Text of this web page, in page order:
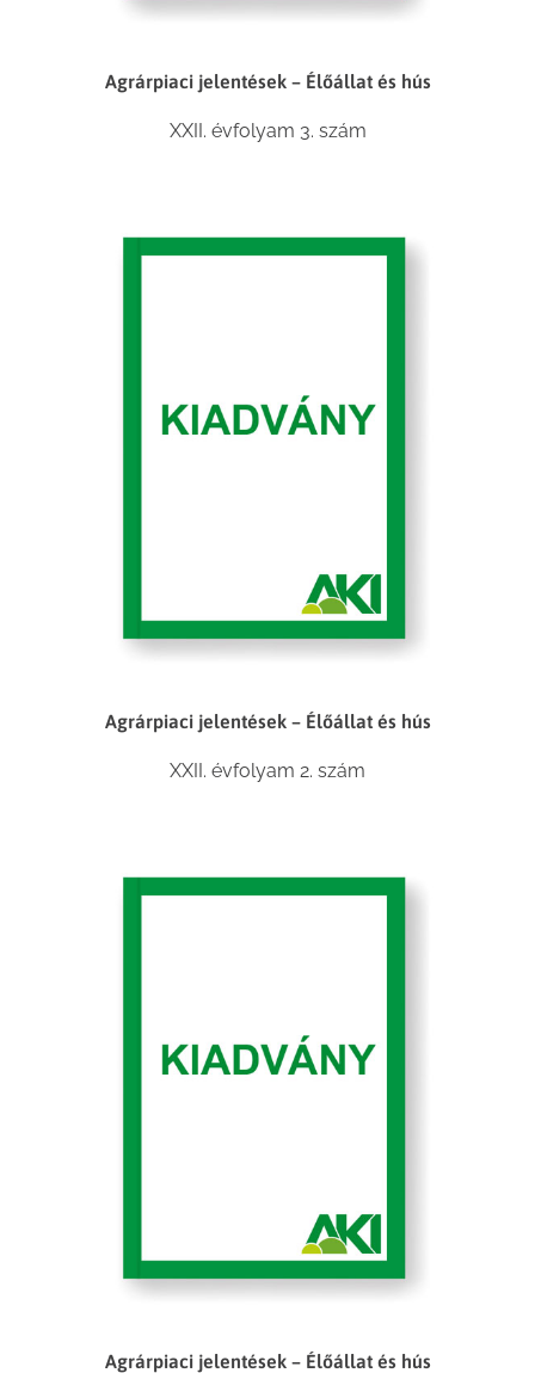
Agrárpiaci jelentések – Élőállat és hús
XXII. évfolyam 3. szám
Agrárpiaci jelentések – Élőállat és hús
XXII. évfolyam 2. szám
Agrárpiaci jelentések – Élőállat és hús